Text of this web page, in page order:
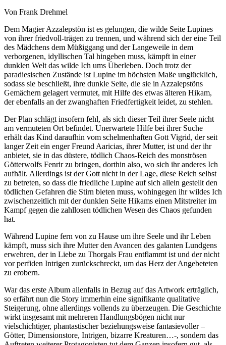
Von Frank Drehmel
Dem Magier Azzalepstön ist es gelungen, die wilde Seite Lupines
von ihrer friedvoll-trägen zu trennen, und während sich der eine Teil
des Mädchens dem Müßiggang und der Langeweile in dem
verborgenen, idyllischen Tal hingeben muss, kämpft in einer
dunklen Welt das wilde Ich ums Überleben. Doch trotz der
paradiesischen Zustände ist Lupine im höchsten Maße unglücklich,
sodass sie beschließt, ihre dunkle Seite, die sie in Azzalepstöns
Gemächern gelagert vermutet, mit Hilfe des etwas älteren Hikam,
der ebenfalls an der zwanghaften Friedfertigkeit leidet, zu stehlen.
Der Plan schlägt insofern fehl, als sich dieser Teil ihrer Seele nicht
am vermuteten Ort befindet. Unerwartete Hilfe bei ihrer Suche
erhält das Kind daraufhin vom schelmenhaften Gott Vigrid, der seit
langer Zeit ein enger Freund Aaricias, ihrer Mutter, ist und der ihr
anbietet, sie in das düstere, tödlich Chaos-Reich des monströsen
Götterwolfs Fenrir zu bringen, dorthin also, wo sich ihr anderes Ich
aufhält. Allerdings ist der Gott nicht in der Lage, diese Reich selbst
zu betreten, so dass die friedliche Lupine auf sich allein gestellt den
tödlichen Gefahren die Stirn bieten muss, wohingegen ihr wildes Ich
zwischenzeitlich mit der dunklen Seite Hikams einen Mitstreiter im
Kampf gegen die zahllosen tödlichen Wesen des Chaos gefunden
hat.
Während Lupine fern von zu Hause um ihre Seele und ihr Leben
kämpft, muss sich ihre Mutter den Avancen des galanten Lundgens
erwehren, der in Liebe zu Thorgals Frau entflammt ist und der nicht
vor perfiden Intrigen zurückschreckt, um das Herz der Angebeteten
zu erobern.
War das erste Album allenfalls in Bezug auf das Artwork erträglich,
so erfährt nun die Story immerhin eine signifikante qualitative
Steigerung, ohne allerdings vollends zu überzeugen. Die Geschichte
wirkt insgesamt mit mehreren Handlungsbögen nicht nur
vielschichtiger, phantastischer beziehungsweise fantasievoller –
Götter, Dimensionstore, Intrigen, bizarre Kreaturen…-, sondern das